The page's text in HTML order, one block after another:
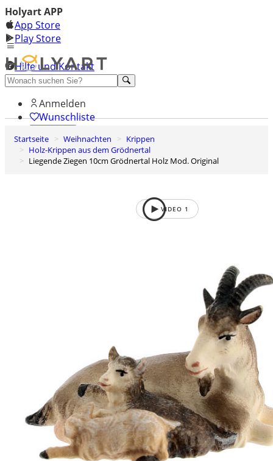
Holyart APP
App Store
Play Store
Hilfe und Kontakt
Entdecken Sie Premium
Anmelden
Wunschliste
0
Warenkorb
Startseite Weihnachten
Krippen
Holz-Krippen aus dem Grödnertal
Liegende Ziegen 10cm Grödnertal Holz Mod. Original
VIDEO 1